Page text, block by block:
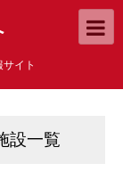
イト
設一覧